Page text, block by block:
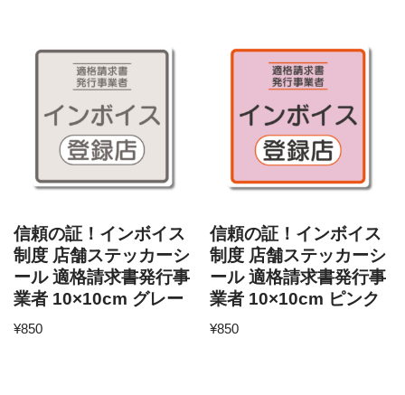
信頼の証！インボイス
制度 店舗ステッカーシ
ール 適格請求書発行事
業者 10×10cm グレー
¥850
信頼の証！インボイス
制度 店舗ステッカーシ
ール 適格請求書発行事
業者 10×10cm ピンク
¥850